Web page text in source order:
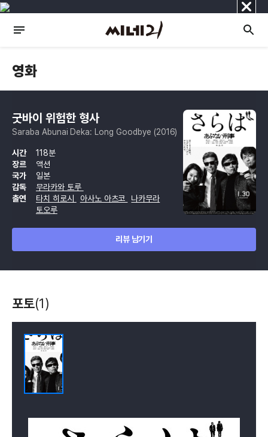
닫
기
영화
굿바이 위험한 형사
Saraba Abunai Deka: Long Goodbye (2016)
시간
118분
장르
액션
국가
일본
감독
무라카와 토루
출연
타치 히로시 아사노 아츠코
나카무라
토오루
리뷰 남기기
포토(1)